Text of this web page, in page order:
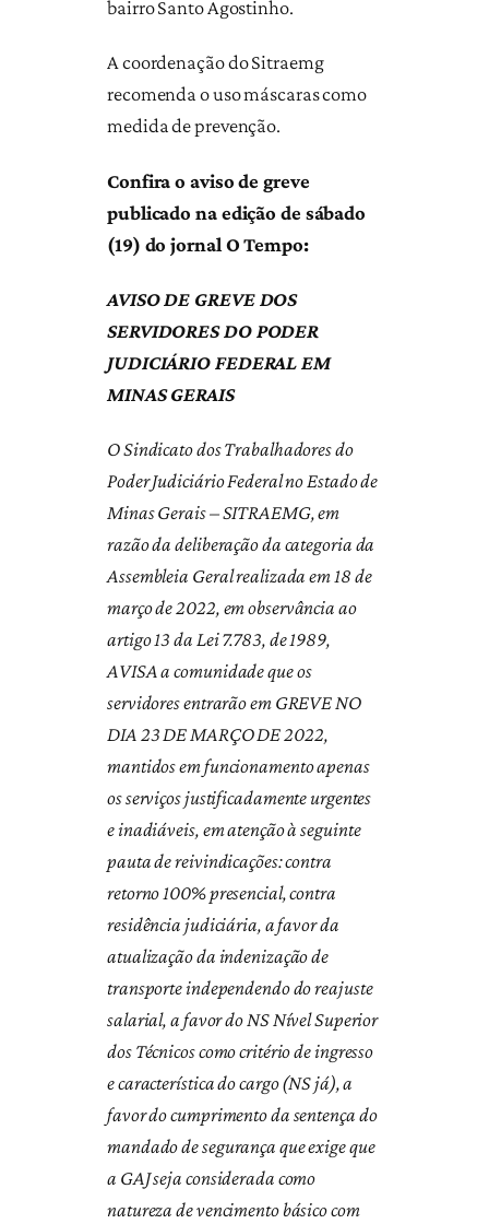
bairro Santo Agostinho.
A coordenação do Sitraemg
recomenda o uso máscaras como
medida de prevenção.
Confira o aviso de greve
publicado na edição de sábado
(19) do jornal O Tempo:
AVISO DE GREVE DOS
SERVIDORES DO PODER
JUDICIÁRIO FEDERAL EM
MINAS GERAIS
O Sindicato dos Trabalhadores do
Poder Judiciário Federal no Estado de
Minas Gerais – SITRAEMG, em
razão da deliberação da categoria da
Assembleia Geral realizada em 18 de
março de 2022, em observância ao
artigo 13 da Lei 7.783, de 1989,
AVISA a comunidade que os
servidores entrarão em GREVE NO
DIA 23 DE MARÇO DE 2022,
mantidos em funcionamento apenas
os serviços justificadamente urgentes
e inadiáveis, em atenção à seguinte
pauta de reivindicações: contra
retorno 100% presencial, contra
residência judiciária, a favor da
atualização da indenização de
transporte independendo do reajuste
salarial, a favor do NS Nível Superior
dos Técnicos como critério de ingresso
e característica do cargo (NS já), a
favor do cumprimento da sentença do
mandado de segurança que exige que
a GAJ seja considerada como
natureza de vencimento básico com